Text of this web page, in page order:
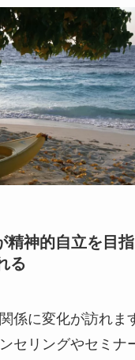
精神的自立を目
る
係に変化が訪れま
セリングやセミナ